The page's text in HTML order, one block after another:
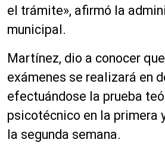
el trámite», afirmó la
municipal.
Martínez, dio a conocer
exámenes se realizará en
efectuándose la prueba
psicotécnico en la primera
la segunda semana.